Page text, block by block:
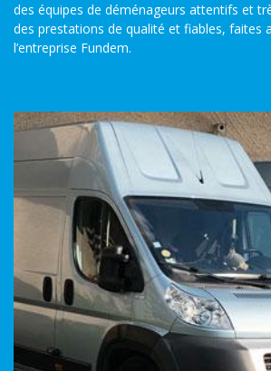
des équipes de déménageurs attentifs et
des prestations de qualité et fiables, faites
l’entreprise Fundem.